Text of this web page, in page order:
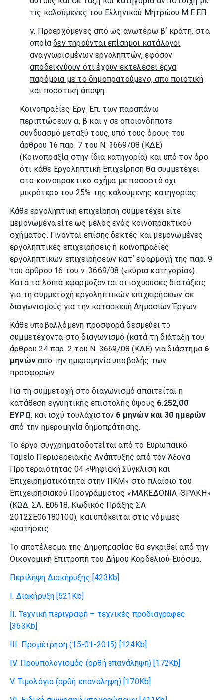
τις καλούμενες του Ελληνικού Μητρώου Μ.Ε.ΕΠ.
γ. Προερχόμενες από ως ανωτέρω β΄ κράτη, στα
οποίαδεν τηρούνται επίσημοι κατάλογοι
αναγνωρισμένων εργοληπτών, εφόσον
αποδεικνύουν ότι έχουν εκτελέσει έργα
παρόμοια με το δημοπρατούμενο, από ποιοτική
και ποσοτική άποψη.
Κοινοπραξίες Εργ. Επ. των παραπάνω
περιπτώσεων α, β και γ σε οποιονδήποτε
συνδυασμό μεταξύ τους, υπό τους όρους του
άρθρου 16 παρ. 7 του Ν. 3669/08 (ΚΔΕ)
(Κοινοπραξία στην ίδια κατηγορία) και υπό τον όρο
ότι κάθε Εργοληπτική Επιχείρηση θα συμμετέχει
στο κοινοπρακτικό σχήμα με ποσοστό όχι
μικρότερο του 25% της καλούμενης κατηγορίας.
Κάθε εργοληπτική επιχείρηση συμμετέχει είτε
μεμονωμένα είτε ως μέλος ενός κοινοπρακτικού
σχήματος. Γίνονται επίσης δεκτές και μεμονωμένες
εργοληπτικές επιχειρήσεις ή κοινοπραξίες
εργοληπτικών επιχειρήσεων κατ΄ εφαρμογή της παρ. 9
του άρθρου 16 του ν. 3669/08 («κύρια κατηγορία»).
Κατά τα λοιπά εφαρμόζονται οι ισχύουσες διατάξεις
για τη συμμετοχή εργοληπτικών επιχειρήσεων σε
διαγωνισμούς για την κατασκευή Δημοσίων Έργων.
Κάθε υποβαλλόμενη προσφορά δεσμεύει το
συμμετέχοντα στο διαγωνισμό (κατά τη διάταξη του
άρθρου 24 παρ. 2 του Ν. 3669/08 (ΚΔΕ) για διάστημα 6
μηνών από την ημερομηνία υποβολής των
προσφορών.
Για τη συμμετοχή στο διαγωνισμό απαιτείται η
κατάθεση εγγυητικής επιστολής ύψους 6.252,00
ΕΥΡΩ, και ισχύ τουλάχιστον 6 μηνών και 30 ημερών
από την ημερομηνία δημοπράτησης.
Το έργο συγχρηματοδοτείται από το Ευρωπαϊκό
Ταμείο Περιφερειακής Ανάπτυξης από τον Άξονα
Προτεραιότητας 04 «Ψηφιακή Σύγκλιση και
Επιχειρηματικότητα στην ΠΚΜ» στο πλαίσιο του
Επιχειρησιακού Προγράμματος «ΜΑΚΕΔΟΝΙΑ-ΘΡΑΚΗ»
(ΚΩΔ. ΣΑ. Ε0618, Κωδικός Πράξης ΣΑ
2012ΣΕ06180100), και υπόκειται στις νόμιμες
κρατήσεις.
Το αποτέλεσμα της Δημοπρασίας θα εγκριθεί από την
Οικονομική Επιτροπή του Δήμου Κορδελιού-Ευόσμο.
Περίληψη Διακήρυξης [423Kb]
I. Διακήρυξη [521Kb]
IΙ. Τεχνική περιγραφή – τεχνικές προδιαγραφές
[363Kb]
III. Προμέτρηση (15-01-2015) [124Kb]
ΙV. Προϋπολογισμός (ορθή επανάληψη) [172Kb]
V. Τιμολόγιο (ορθή επανάληψη)[170Kb]